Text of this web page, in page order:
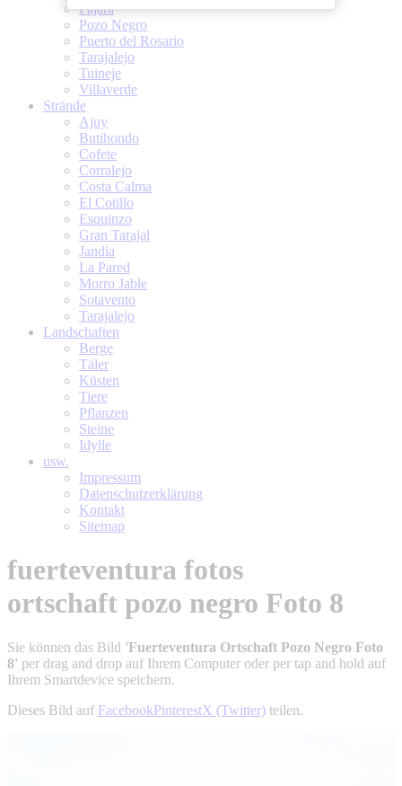
Pajara
Pozo Negro
Puerto del Rosario
Tarajalejo
Tuineje
Villaverde
Strände
Ajuy
Butihondo
Cofete
Corralejo
Costa Calma
El Cotillo
Esquinzo
Gran Tarajal
Jandia
La Pared
Morro Jable
Sotavento
Tarajalejo
Landschaften
Berge
Täler
Küsten
Tiere
Pflanzen
Steine
Idylle
usw.
Impressum
Datenschutzerklärung
Kontakt
Sitemap
fuerteventura fotos
ortschaft pozo negro Foto 8
Sie können das Bild 'Fuerteventura Ortschaft Pozo Negro Foto
8' per drag and drop auf Ihrem Computer oder per tap and hold auf
Ihrem Smartdevice speichern.
Dieses Bild auf FacebookPinterestX (Twitter) teilen.